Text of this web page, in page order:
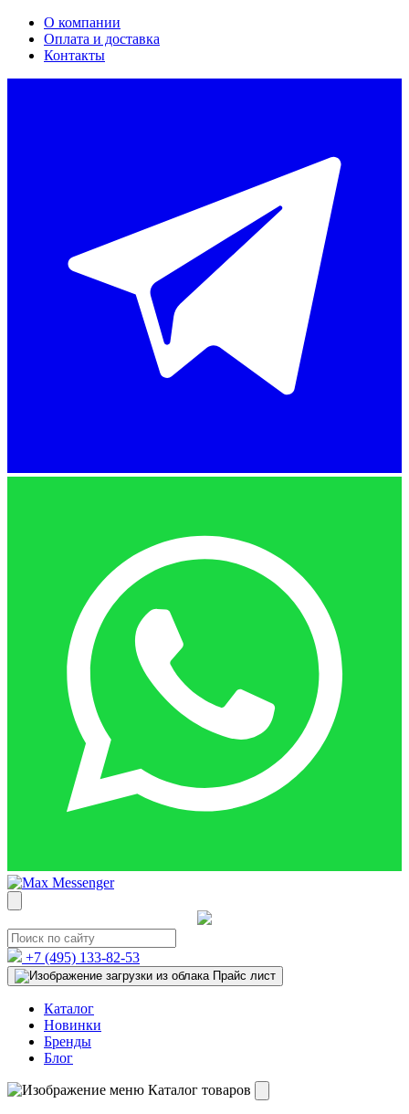
О компании
Оплата и доставка
Контакты
+7 (495) 133-82-53
Прайс лист
Каталог
Новинки
Бренды
Блог
Каталог товаров